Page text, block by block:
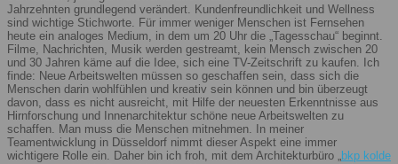
Jahrzehnten grundlegend verändert. Kundenfreundlichkeit und Wellness
sind wichtige Stichworte. Für immer weniger Menschen ist Fernsehen
heute ein analoges Medium, in dem um 20 Uhr die „Tagesschau“ beginnt.
Filme, Nachrichten, Musik werden gestreamt, kein Mensch zwischen 20
und 30 Jahren käme auf die Idee, sich eine TV-Zeitschrift zu kaufen. Ich
finde: Neue Arbeitswelten müssen so geschaffen sein, dass sich die
Menschen darin wohlfühlen und kreativ sein können und bin überzeugt
davon, dass es nicht ausreicht, mit Hilfe der neuesten Erkenntnisse aus
Hirnforschung und Innenarchitektur schöne neue Arbeitswelten zu
schaffen. Man muss die Menschen mitnehmen. In meiner
Teamentwicklung in Düsseldorf nimmt dieser Aspekt eine immer
wichtigere Rolle ein. Daher bin ich froh, mit dem Architekturbüro „bkp kolde